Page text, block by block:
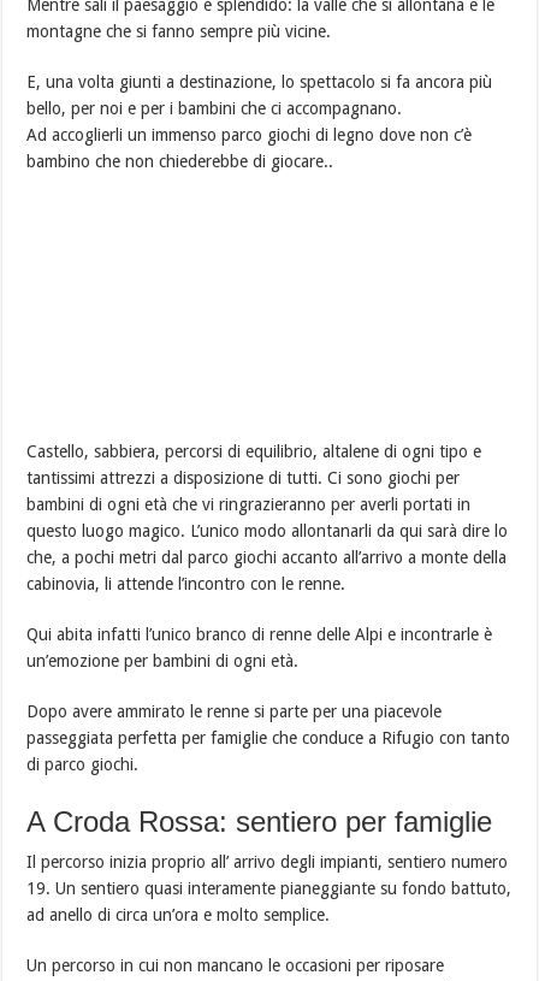
Mentre salì il paesaggio è splendido: la valle che si allontana e le
montagne che si fanno sempre più vicine.
E, una volta giunti a destinazione, lo spettacolo si fa ancora più
bello, per noi e per i bambini che ci accompagnano.
Ad accoglierli un immenso parco giochi di legno dove non c’è
bambino che non chiederebbe di giocare..
Castello, sabbiera, percorsi di equilibrio, altalene di ogni tipo e
tantissimi attrezzi a disposizione di tutti. Ci sono giochi per
bambini di ogni età che vi ringrazieranno per averli portati in
questo luogo magico. L’unico modo allontanarli da qui sarà dire lo
che, a pochi metri dal parco giochi accanto all’arrivo a monte della
cabinovia, li attende l’incontro con le renne.
Qui abita infatti l’unico branco di renne delle Alpi e incontrarle è
un’emozione per bambini di ogni età.
Dopo avere ammirato le renne si parte per una piacevole
passeggiata perfetta per famiglie che conduce a Rifugio con tanto
di parco giochi.
A Croda Rossa: sentiero per famiglie
Il percorso inizia proprio all’ arrivo degli impianti, sentiero numero
19. Un sentiero quasi interamente pianeggiante su fondo battuto,
ad anello di circa un’ora e molto semplice.
Un percorso in cui non mancano le occasioni per riposare